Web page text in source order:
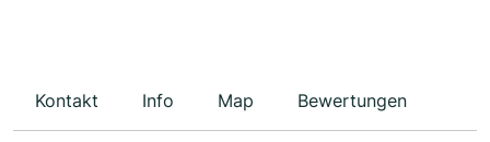
Kontakt Info Map Bewertungen